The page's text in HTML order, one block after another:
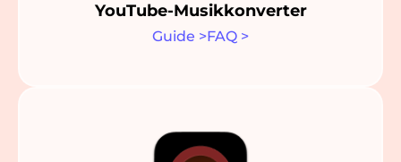
YouTube-Musikkonverter
Guide >FAQ >